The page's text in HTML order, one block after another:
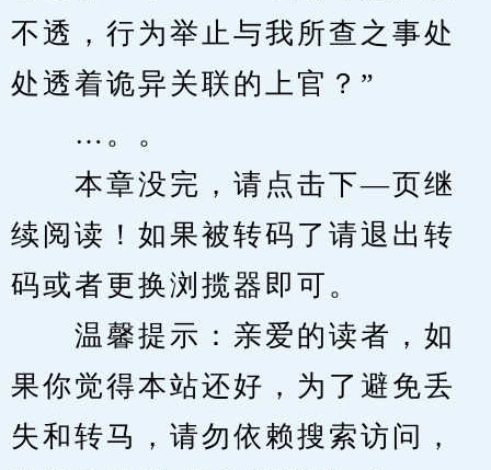
不透，行为举止与我所查之事处
处透着诡异关联的上官？”
…。。
本章没完，请点击下—页继
续阅读！如果被转码了请退出转
码或者更换浏揽器即可。
温馨提示：亲爱的读者，如
果你觉得本站还好，为了避免丢
失和转马，请勿依赖搜索访问，